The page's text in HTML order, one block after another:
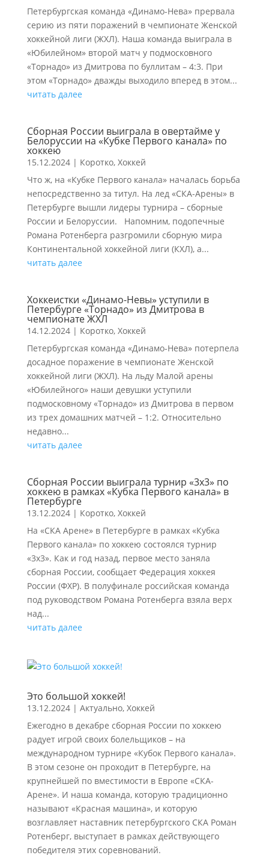
Петербургская команда «Динамо-Нева» прервала
серию из пяти поражений в чемпионате Женской
хоккейной лиги (ЖХЛ). Наша команда выиграла в
«Юбилейном» второй матч у подмосковного
«Торнадо» из Дмитрова по буллитам – 4:3. При
этом «Торнадо» дважды выходило вперед в этом...
читать далее
Сборная России выиграла в овертайме у
Белоруссии на «Кубке Первого канала» по
хоккею
15.12.2024| Коротко, Хоккей
Что ж, на «Кубке Первого канала» началась борьба
непосредственно за титул. На лед «СКА-Арены» в
Петербурге вышли лидеры турнира – сборные
России и Белоруссии. Напомним, подопечные
Романа Ротенберга разгромили сборную мира
Континентальной хоккейной лиги (КХЛ), а...
читать далее
Хоккеистки «Динамо-Невы» уступили в
Петербурге «Торнадо» из Дмитрова в
чемпионате ЖХЛ
14.12.2024| Коротко, Хоккей
Петербургская команда «Динамо-Нева» потерпела
досадное поражение в чемпионате Женской
хоккейной лиги (ЖХЛ). На льду Малой арены
«Юбилейного» наши девушки уступили
подмосковному «Торнадо» из Дмитрова в первом
из трех домашних матчей – 1:2. Относительно
недавно...
читать далее
Сборная России выиграла турнир «3х3» по
хоккею в рамках «Кубка Первого канала» в
Петербурге
13.12.2024| Коротко, Хоккей
На «СКА Арене» в Петербурге в рамках «Кубка
Первого канала» по хоккею состоялся турнир
«3х3». Как и год назад, первое место заняла
сборная России, сообщает Федерация хоккея
России (ФХР). В полуфинале российская команда
под руководством Романа Ротенберга взяла верх
над...
читать далее
Это большой хоккей!
13.12.2024| Актуально, Хоккей
Ежегодно в декабре сборная России по хоккею
радует игрой своих болельщиков – на
международном турнире «Кубок Первого канала».
В этом сезоне он проходит в Петербурге, на
крупнейшей по вместимости в Европе «СКА-
Арене». И наша команда, которую традиционно
называют «Красная машина», и которую
возглавляет наставник петербургского СКА Роман
Ротенберг, выступает в рамках действующего
победителя этих соревнований.